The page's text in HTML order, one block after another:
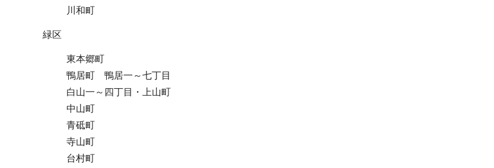
川和町
緑区
東本郷町
鴨居町 鴨居一～七丁目
白山一～四丁目・上山町
中山町
青砥町
寺山町
台村町